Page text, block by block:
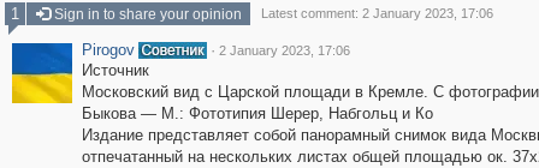
1
Sign in to share your opinion Latest comment: 2 January 2023, 17:06
Pirogov · 2 January 2023, 17:06
Источник
Московский вид с Царской площади в Кремле. С
Быкова — М.: Фототипия Шерер, Набгольц и Ко
Издание представляет собой панорамный снимок вида
отпечатанный на нескольких листах общей площадью ок.